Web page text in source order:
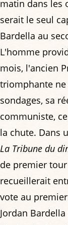
matin dans les
serait le seul
Bardella au
L'homme
mois, l'ancien
triomphante ne
sondages, sa
communiste,
la chute. Dans
La Tribune du
de premier
recueillerait
vote au
Jordan